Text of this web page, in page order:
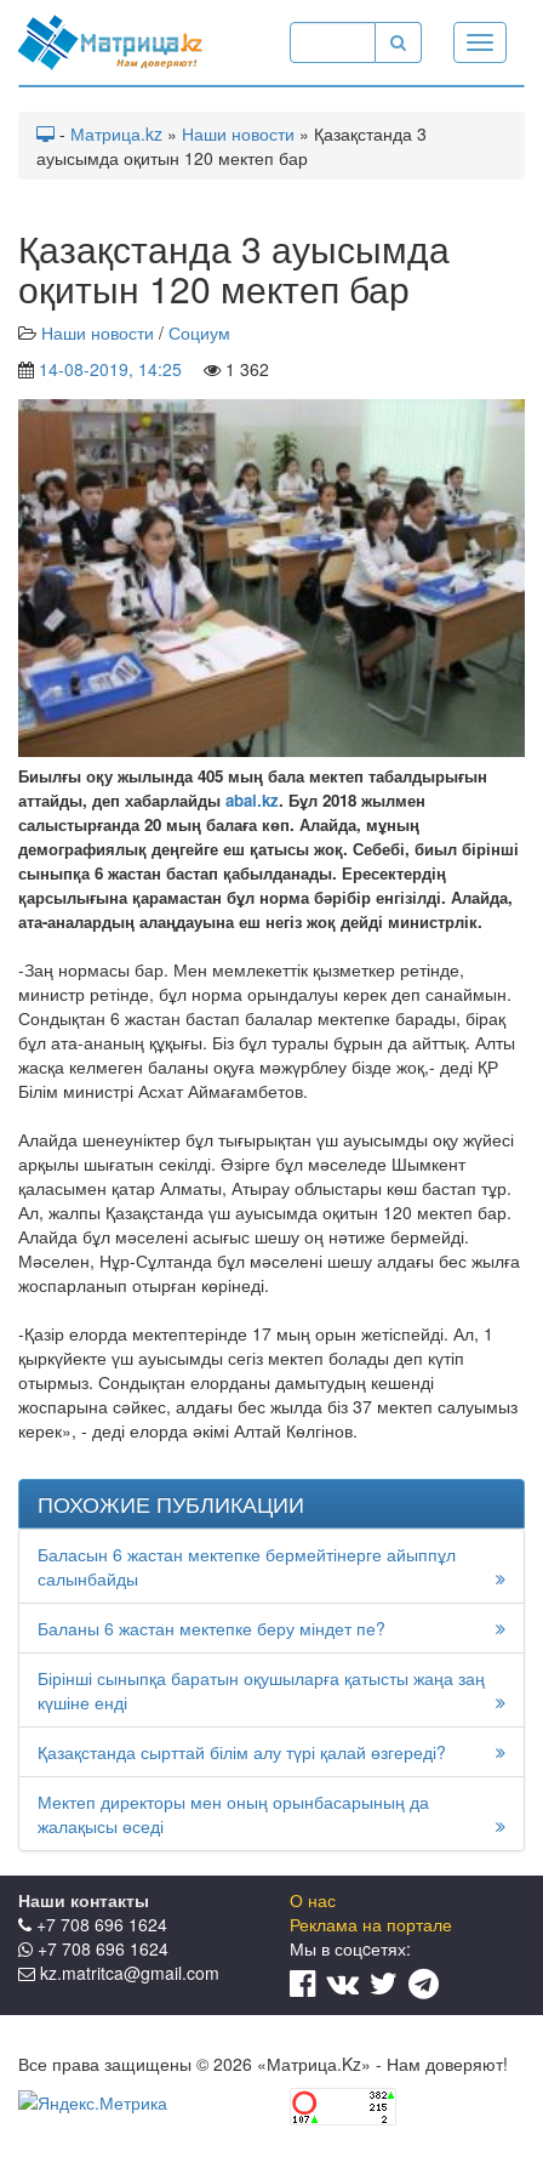
Toggle
- Матрица.kz » Наши новости » Қазақстанда 3
ауысымда оқитын 120 мектеп бар
Қазақстанда 3 ауысымда
оқитын 120 мектеп бар
Наши новости / Социум
14-08-2019, 14:25
1 362
Биылғы оқу жылында 405 мың бала мектеп табалдырығын
аттайды, деп хабарлайды abai.kz. Бұл 2018 жылмен
салыстырғанда 20 мың балаға көп. Алайда, мұның
демографиялық деңгейге еш қатысы жоқ. Себебі, биыл бірінші
сыныпқа 6 жастан бастап қабылданады. Ересектердің
қарсылығына қарамастан бұл норма бәрібір енгізілді. Алайда,
ата-аналардың алаңдауына еш негіз жоқ дейді министрлік.
-Заң нормасы бар. Мен мемлекеттік қызметкер ретінде,
министр ретінде, бұл норма орындалуы керек деп санаймын.
Сондықтан 6 жастан бастап балалар мектепке барады, бірақ
бұл ата-ананың құқығы. Біз бұл туралы бұрын да айттық. Алты
жасқа келмеген баланы оқуға мәжүрблеу бізде жоқ,- деді ҚР
Білім министрі Асхат Аймағамбетов.
Алайда шенеуніктер бұл тығырықтан үш ауысымды оқу жүйесі
арқылы шығатын секілді. Әзірге бұл мәселеде Шымкент
қаласымен қатар Алматы, Атырау облыстары көш бастап тұр.
Ал, жалпы Қазақстанда үш ауысымда оқитын 120 мектеп бар.
Алайда бұл мәселені асығыс шешу оң нәтиже бермейді.
Мәселен, Нұр-Сұлтанда бұл мәселені шешу алдағы бес жылға
жоспарланып отырған көрінеді.
-Қазір елорда мектептерінде 17 мың орын жетіспейді. Ал, 1
қыркүйекте үш ауысымды сегіз мектеп болады деп күтіп
отырмыз. Сондықтан елорданы дамытудың кешенді
жоспарына сәйкес, алдағы бес жылда біз 37 мектеп салуымыз
керек», - деді елорда әкімі Алтай Көлгінов.
ПОХОЖИЕ ПУБЛИКАЦИИ
Баласын 6 жастан мектепке бермейтінерге айыппұл
салынбайды
Баланы 6 жастан мектепке беру міндет пе?
Бірінші сыныпқа баратын оқушыларға қатысты жаңа заң
күшіне енді
Қазақстанда сырттай білім алу түрі қалай өзгереді?
Мектеп директоры мен оның орынбасарының да
жалақысы өседі
Наши контакты
+7 708 696 1624
+7 708 696 1624
kz.matritca@gmail.com
О нас
Реклама на портале
Мы в соцcетях:
Все права защищены © 2026 «Матрица.Kz» - Нам доверяют!